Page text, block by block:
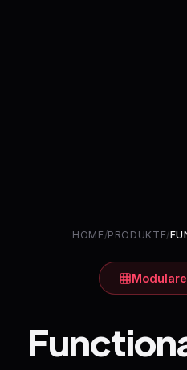
HOME/PRODUKTE/